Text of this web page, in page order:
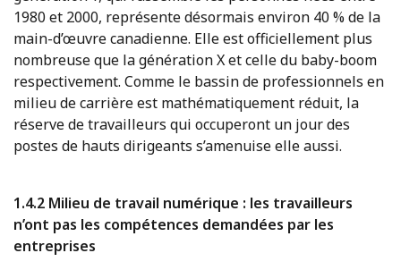
1980 et 2000, représente désormais environ 40 % de la
main-d’œuvre canadienne. Elle est officiellement plus
nombreuse que la génération X et celle du baby-boom
respectivement. Comme le bassin de professionnels en
milieu de carrière est mathématiquement réduit, la
réserve de travailleurs qui occuperont un jour des
postes de hauts dirigeants s’amenuise elle aussi.
1.4.2 Milieu de travail numérique : les travailleurs
n’ont pas les compétences demandées par les
entreprises